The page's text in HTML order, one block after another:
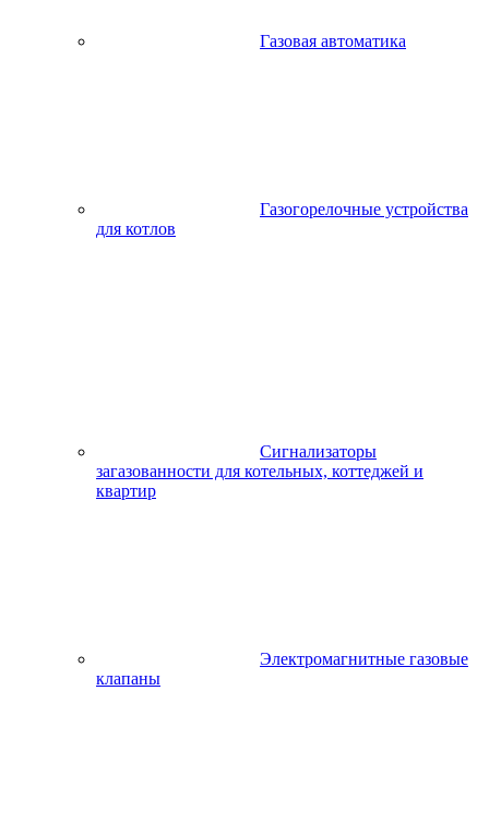
Газовая автоматика
Газогорелочные устройства
для котлов
Сигнализаторы
загазованности для котельных, коттеджей и
квартир
Электромагнитные газовые
клапаны